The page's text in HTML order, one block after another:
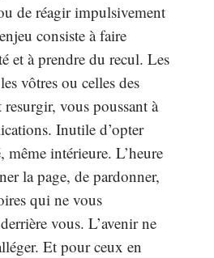
de réagir impulsivement
consiste à faire
et à prendre du recul. Les
vôtres ou celles des
vous poussant à
Inutile d’opter
même intérieure. L’heure
la page, de pardonner,
qui ne vous
vous. L’avenir ne
Et pour ceux en